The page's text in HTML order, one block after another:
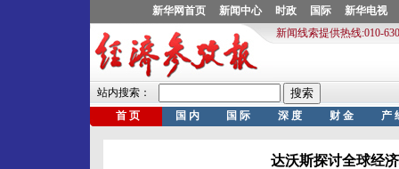
达沃斯探讨全球经